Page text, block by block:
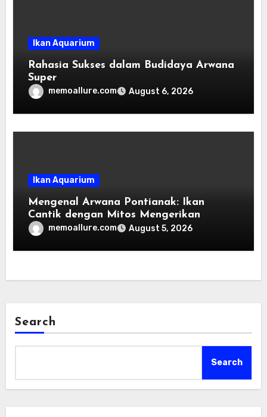
Ikan Aquarium
Rahasia Sukses dalam Budidaya Arwana
Super
memoallure.com August 6, 2026
Ikan Aquarium
Mengenal Arwana Pontianak: Ikan
Cantik dengan Mitos Mengerikan
memoallure.com August 5, 2026
Search
Search